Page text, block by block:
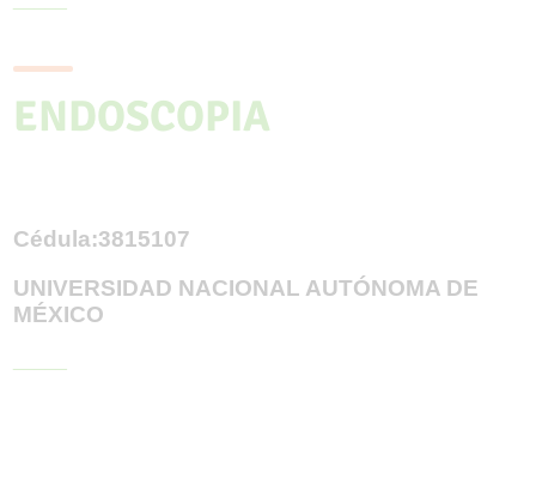
ENDOSCOPIA
Cédula:3815107
UNIVERSIDAD NACIONAL AUTÓNOMA DE
MÉXICO